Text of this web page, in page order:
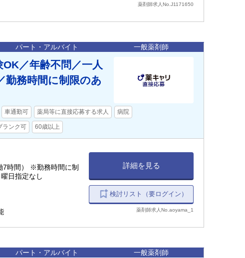
薬剤師求人No.J1171650
パート・アルバイト 一般薬剤師
／年齢不問／一人
勤務時間に制限のあ
車通勤可 薬局等に直接応募する求人 病院
ランク可 60歳以上
日指定なし
詳細を見る
検討リスト（要ログイン）
薬剤師求人No.aoyama_1
パート・アルバイト 一般薬剤師